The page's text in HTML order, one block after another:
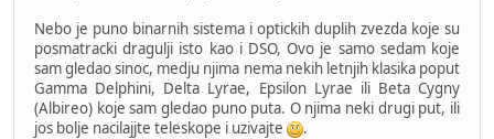
Nebo je puno binarnih sistema i optickih duplih zvezda koje su
posmatracki dragulji isto kao i DSO, Ovo je samo sedam koje
sam gledao sinoc, medju njima nema nekih letnjih klasika poput
Gamma Delphini, Delta Lyrae, Epsilon Lyrae ili Beta Cygny
(Albireo) koje sam gledao puno puta. O njima neki drugi put, ili
jos bolje nacilajjte teleskope i uzivajte
.